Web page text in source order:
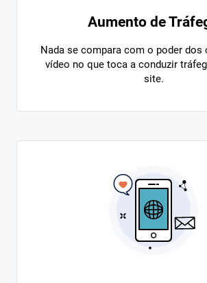
Aumento de
Nada se compara com o poder dos
vídeo no que toca a conduzir
site.